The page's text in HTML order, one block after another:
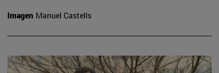
Imagen Manuel Castells